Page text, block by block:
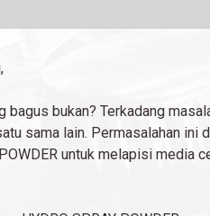
bukan? Terkadang
sama lain. Permasalahan ini
untuk melapisi media